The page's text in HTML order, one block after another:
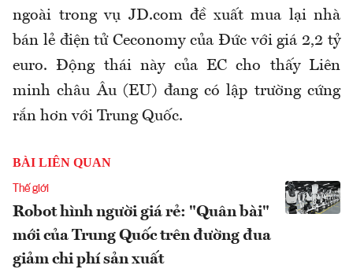
ngoài trong vụ JD.com đề xuất mua lại nhà
bán lẻ điện tử Ceconomy của Đức với giá 2,2 tỷ
euro. Động thái này của EC cho thấy Liên
minh châu Âu (EU) đang có lập trường cứng
rắn hơn với Trung Quốc.
BÀI LIÊN QUAN
Thế giới
Robot hình người giá rẻ: "Quân bài"
mới của Trung Quốc trên đường đua
giảm chi phí sản xuất